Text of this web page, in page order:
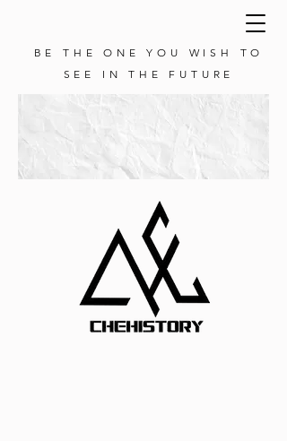
BE THE ONE YOU WISH TO
SEE IN THE FUTURE